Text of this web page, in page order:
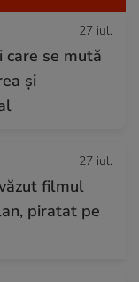
27 iul.
se mută
și
27 iul.
filmul
piratat pe